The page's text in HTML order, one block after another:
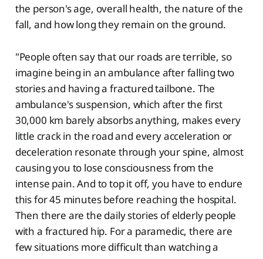
the person's age, overall health, the nature of the
fall, and how long they remain on the ground.
"People often say that our roads are terrible, so
imagine being in an ambulance after falling two
stories and having a fractured tailbone. The
ambulance's suspension, which after the first
30,000 km barely absorbs anything, makes every
little crack in the road and every acceleration or
deceleration resonate through your spine, almost
causing you to lose consciousness from the
intense pain. And to top it off, you have to endure
this for 45 minutes before reaching the hospital.
Then there are the daily stories of elderly people
with a fractured hip. For a paramedic, there are
few situations more difficult than watching a